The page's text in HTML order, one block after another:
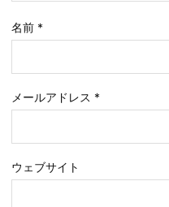
名前 *
メールアドレス *
ウェブサイト